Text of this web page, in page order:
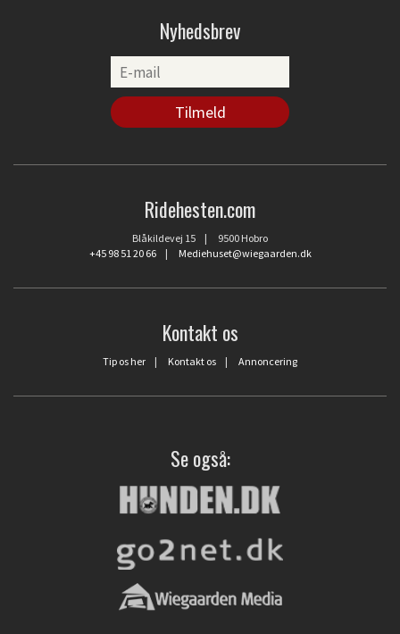
Nyhedsbrev
Ridehesten.com
Blåkildevej 15 | 9500 Hobro
+45 98 51 20 66| Mediehuset@wiegaarden.dk
Kontakt os
Tip os her | Kontakt os | Annoncering
Se også: